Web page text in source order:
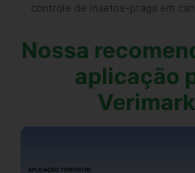
controle de insetos-praga em
Nossa
aplicação